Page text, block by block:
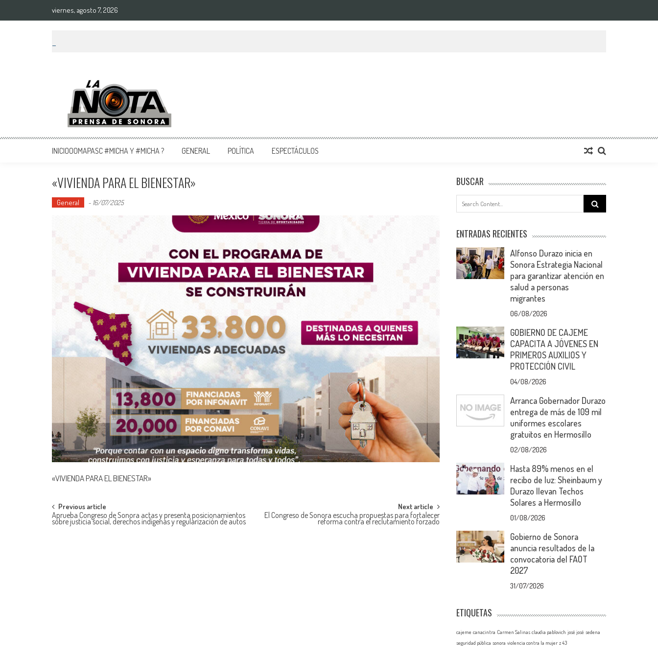
viernes, agosto 7, 2026
La Nota Prensa De Sonora
Noticias del día
INICIOOOMAPASC #MICHA Y #MICHA ? GENERAL POLÍTICA ESPECTÁCULOS
«VIVIENDA PARA EL BIENESTAR»
General - 16/07/2025
«VIVIENDA PARA EL BIENESTAR»
Post
navigation
Previous article
Aprueba Congreso de Sonora actas y presenta posicionamientos
sobre justicia social, derechos indígenas y regularización de autos
Next article
El Congreso de Sonora escucha propuestas para fortalecer
reforma contra el reclutamiento forzado
BUSCAR
Search
for:
ENTRADAS RECIENTES
Alfonso Durazo inicia en
Sonora Estrategia Nacional
para garantizar atención en
salud a personas
migrantes
06/08/2026
GOBIERNO DE CAJEME
CAPACITA A JÓVENES EN
PRIMEROS AUXILIOS Y
PROTECCIÓN CIVIL
04/08/2026
Arranca Gobernador Durazo
entrega de más de 109 mil
uniformes escolares
gratuitos en Hermosillo
02/08/2026
Hasta 89% menos en el
recibo de luz: Sheinbaum y
Durazo llevan Techos
Solares a Hermosillo
01/08/2026
Gobierno de Sonora
anuncia resultados de la
convocatoria del FAOT
2027
31/07/2026
ETIQUETAS
cajeme canacintra Carmen Salinas claudia pablovich josé josé sedena
seguridad pública sonora violencia contra la mujer z 43